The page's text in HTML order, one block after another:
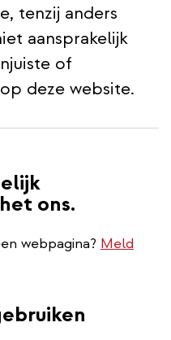
tenzij anders
aansprakelijk
of
deze website.
ons.
webpagina? Meld